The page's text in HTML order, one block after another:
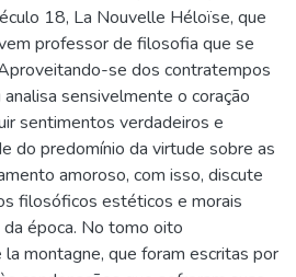
18, La Nouvelle Héloïse, que
professor de filosofia que se
se dos contratempos
sensivelmente o coração
sentimentos verdadeiros e
do predomínio da virtude sobre as
amoroso, com isso, discute
filosóficos estéticos e morais
época. No tomo oito
montagne, que foram escritas por